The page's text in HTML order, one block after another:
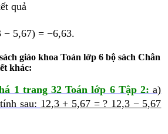
quả
− 5,67) = −6,63.
giáo khoa Toán lớp 6 bộ sách Chân
khác:
1 trang 32 Toán lớp 6 Tập 2: a)
sau: 12,3 + 5,67 = ? 12,3 − 5,67